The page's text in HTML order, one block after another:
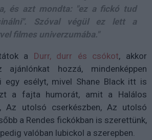
és azt mondta: "ez a fickó tud
Szóval végül ez lett a
filmes univerzumába."
a Durr, durr és csókot, akkor
hozzá, mindenképpen
egy esélyt, mivel Shane Black itt is
a fajta humorát, amit a Halálos
Az utolsó cserkészben, Az utolsó
a Rendes fickókban is szerettünk,
valóban lubickol a szerepben.